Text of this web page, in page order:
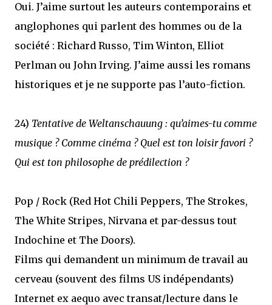
Oui. J’aime surtout les auteurs contemporains et
anglophones qui parlent des hommes ou de la
société : Richard Russo, Tim Winton, Elliot
Perlman ou John Irving. J’aime aussi les romans
historiques et je ne supporte pas l’auto-fiction.
24) Tentative de Weltanschauung : qu’aimes-tu comme
musique ? Comme cinéma ? Quel est ton loisir favori ?
Qui est ton philosophe de prédilection ?
Pop / Rock (Red Hot Chili Peppers, The Strokes,
The White Stripes, Nirvana et par-dessus tout
Indochine et The Doors).
Films qui demandent un minimum de travail au
cerveau (souvent des films US indépendants)
Internet ex aequo avec transat/lecture dans le